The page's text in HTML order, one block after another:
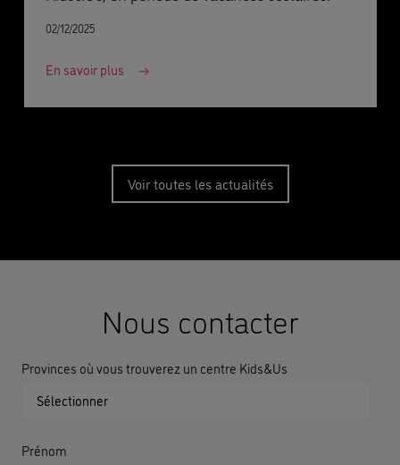
02/12/2025
En savoir plus
Voir toutes les actualités
Nous contacter
Provinces où vous trouverez un centre Kids&Us
Prénom